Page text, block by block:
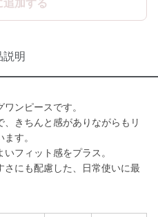
追加する
説明
ンピースです。
きちんと感がありながらもリ
す。
フィット感をプラス。
にも配慮した、日常使いに最